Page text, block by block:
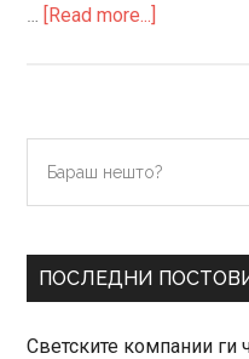
… [Read more...]
биде
Primary
Sidebar
нешто?
ПОСЛЕДНИ
Светските компании ги